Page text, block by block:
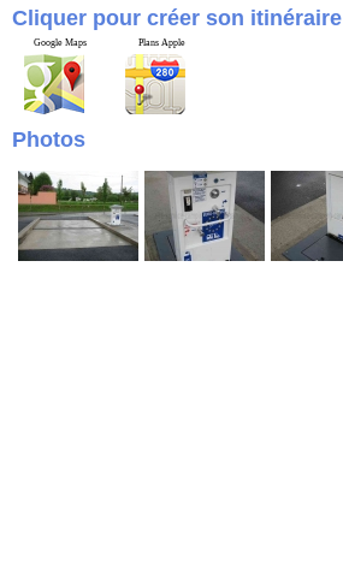
Cliquer pour créer son itinéraire
Google Maps Plans Apple
Photos